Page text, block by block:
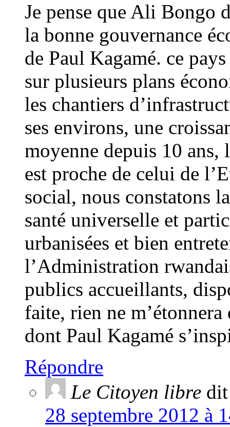
Je pense que Ali Bongo
la bonne gouvernance
de Paul Kagamé. ce
sur plusieurs plans
les chantiers
ses environs, une
moyenne depuis 10
est proche de celui de
social, nous constatons
santé universelle et
urbanisées et bien
l’Administration
publics accueillants,
faite, rien ne
dont Paul Kagamé
Répondre
Le Citoyen libre
28 septembre 2012 à